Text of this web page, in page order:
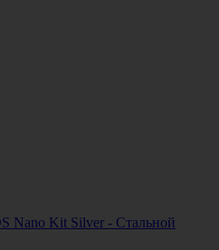
Nano Kit Silver - Стальной